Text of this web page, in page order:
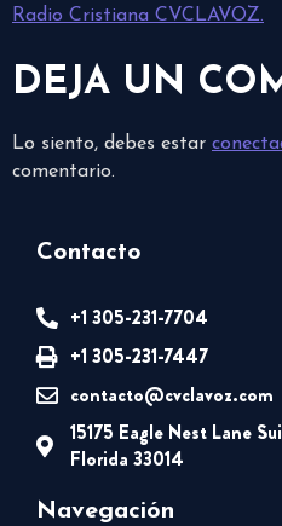
Radio Cristiana CVCLAVOZ.
DEJA UN
Lo siento, debes estar
comentario.
Contacto
+1 305-231-7704
+1 305-231-7447
contacto@cvclavoz.com
15175 Eagle Nest Lane
Florida 33014
Navegación